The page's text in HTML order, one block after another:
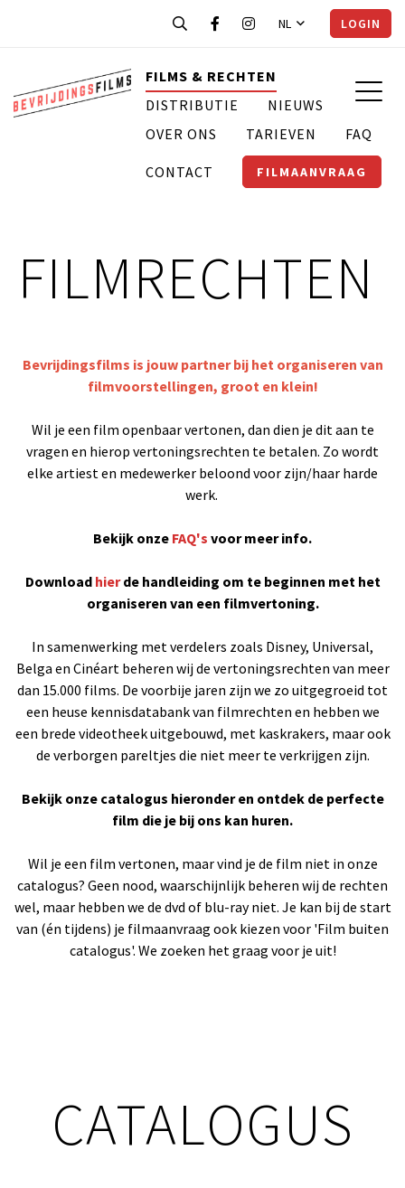
NL LOGIN
FILMS & RECHTEN
DISTRIBUTIE
NIEUWS
OVER ONS
TARIEVEN FAQ
CONTACT FILMAANVRAAG
FILMRECHTEN
Bevrijdingsfilms is jouw partner bij het organiseren van
filmvoorstellingen, groot en klein!
Wil je een film openbaar vertonen, dan dien je dit aan te
vragen en hierop vertoningsrechten te betalen. Zo wordt
elke artiest en medewerker beloond voor zijn/haar harde
werk.
Bekijk onze FAQ's voor meer info.
Download hierde handleiding om te beginnen met het
organiseren van een filmvertoning.
In samenwerking met verdelers zoals Disney, Universal,
Belga en Cinéart beheren wij de vertoningsrechten van meer
dan 15.000 films. De voorbije jaren zijn we zo uitgegroeid tot
een heuse kennisdatabank van filmrechten en hebben we
een brede videotheek uitgebouwd, met kaskrakers, maar ook
de verborgen pareltjes die niet meer te verkrijgen zijn.
Bekijk onze catalogus hieronder en ontdek de perfecte
film die je bij ons kan huren.
Wil je een film vertonen, maar vind je de film niet in onze
catalogus? Geen nood, waarschijnlijk beheren wij de rechten
wel, maar hebben we de dvd of blu-ray niet. Je kan bij de start
van (én tijdens) je filmaanvraag ook kiezen voor 'Film buiten
catalogus'. We zoeken het graag voor je uit!
CATALOGUS